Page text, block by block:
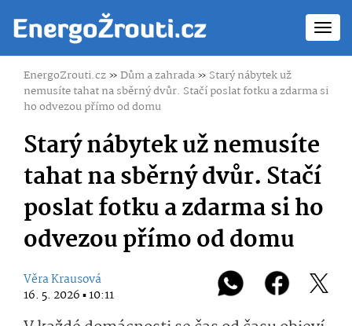
EnergoZrouti.cz»Dům a zahrada» Starý nábytek už
nemusíte tahat na sběrný dvůr. Stačí poslat fotku a zdarma si
ho odvezou přímo od domu
Starý nábytek už nemusíte
tahat na sběrný dvůr. Stačí
poslat fotku a zdarma si ho
odvezou přímo od domu
Věra Krausová
16. 5. 2026 ▪ 10:11